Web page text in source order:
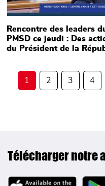
Rencontre des leaders
PMSD ce jeudi : Des
du Président de la
cas Bruneau Laurette.
Pagination
1 2 3 4
Télécharger notre
Image Image